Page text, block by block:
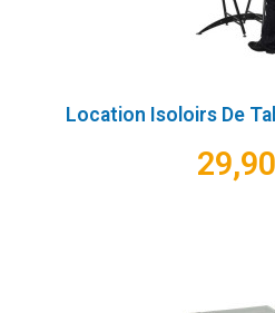
Location Isoloirs De